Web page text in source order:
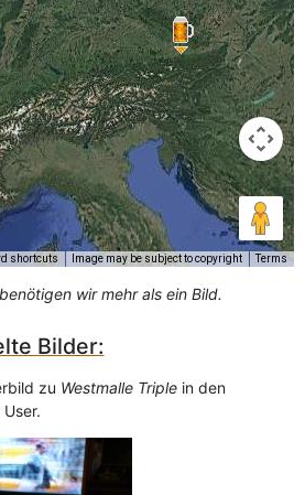
shortcuts Image may be subject to copyright Terms
wir mehr als ein Bild.
Bilder:
zu Westmalle Triplein den